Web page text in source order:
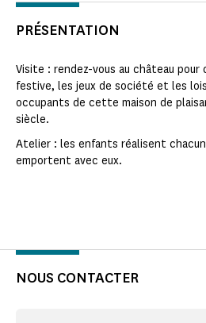
PRÉSENTATION
Visite : rendez-vous au château pour
festive, les jeux de société et les
occupants de cette maison de
siècle.
Atelier : les enfants réalisent
emportent avec eux.
NOUS CONTACTER